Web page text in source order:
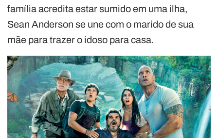
família acredita estar sumido em uma ilha,
Sean Anderson se une com o marido de sua
mãe para trazer o idoso para casa.